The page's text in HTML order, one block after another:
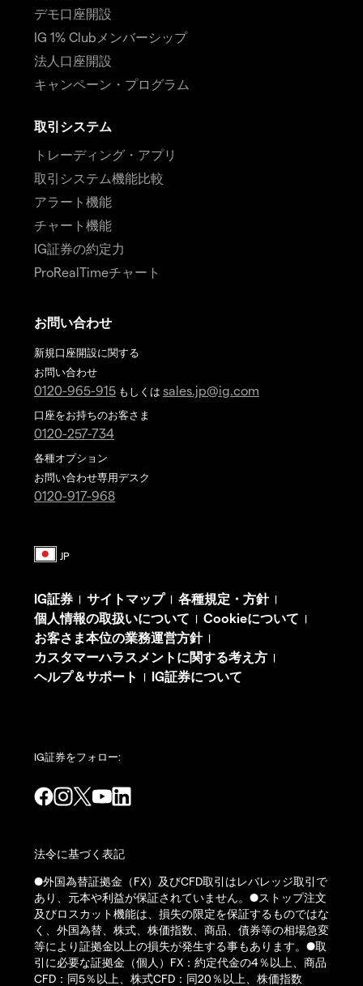
デモ口座開設
IG 1% Clubメンバーシップ
法人口座開設
キャンペーン・プログラム
取引システム
トレーディング・アプリ
取引システム機能比較
アラート機能
チャート機能
IG証券の約定力
ProRealTimeチャート
お問い合わせ
新規口座開設に関する
お問い合わせ
0120-965-915 もしくは sales.jp@ig.com
口座をお持ちのお客さま
0120-257-734
各種オプション
お問い合わせ専用デスク
0120-917-968
IG証券 | サイトマップ| 各種規定・方針|
個人情報の取扱いについて | Cookieについて |
お客さま本位の業務運営方針|
カスタマーハラスメントに関する考え方 |
ヘルプ＆サポート | IG証券について
IG証券をフォロー:
法令に基づく表記
●外国為替証拠金（FX）及びCFD取引はレバレッジ取引で
あり、元本や利益が保証されていません。●ストップ注文
及びロスカット機能は、損失の限定を保証するものではな
く、外国為替、株式、株価指数、商品、債券等の相場急変
等により証拠金以上の損失が発生する事もあります。●取
引に必要な証拠金（個人）FX：約定代金の4％以上、商品
CFD：同5％以上、株式CFD：同20％以上、株価指数